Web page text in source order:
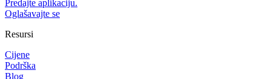
Predajte aplikaciju.
Oglašavajte se
Resursi
Cijene
Podrška
Blog